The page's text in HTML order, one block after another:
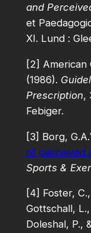
and
et
XI. Lund :
[2] American
(1986).
Prescription,
Febiger.
[3] Borg,
of perceived
Sports &
[4] Foster,
Gottschall,
Doleshal, P.,